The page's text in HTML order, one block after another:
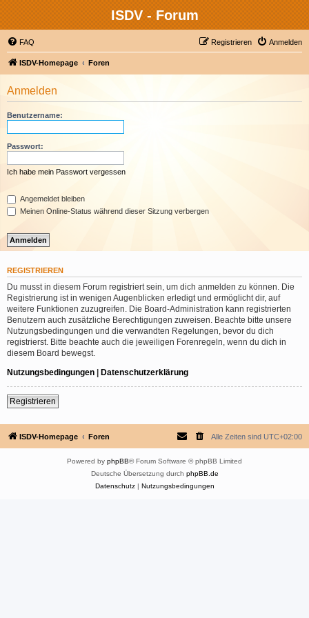
ISDV - Forum
FAQ Anmelden
Registrieren
ISDV-Homepage Foren
Anmelden
Benutzername:
Passwort:
Ich habe mein Passwort vergessen
Angemeldet bleiben
Meinen Online-Status während dieser Sitzung verbergen
REGISTRIEREN
Du musst in diesem Forum registriert sein, um dich anmelden zu können. Die
Registrierung ist in wenigen Augenblicken erledigt und ermöglicht dir, auf
weitere Funktionen zuzugreifen. Die Board-Administration kann registrierten
Benutzern auch zusätzliche Berechtigungen zuweisen. Beachte bitte unsere
Nutzungsbedingungen und die verwandten Regelungen, bevor du dich
registrierst. Bitte beachte auch die jeweiligen Forenregeln, wenn du dich in
diesem Board bewegst.
Nutzungsbedingungen | Datenschutzerklärung
Registrieren
ISDV-Homepage Foren Alle Zeiten sind UTC+02:00
Powered by phpBB® Forum Software © phpBB Limited
Deutsche Übersetzung durch phpBB.de
Datenschutz| Nutzungsbedingungen